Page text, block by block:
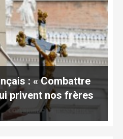
: « Combattre
privent nos frères